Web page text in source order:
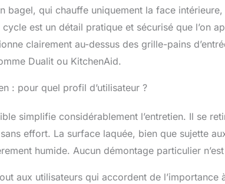
bagel, qui chauffe uniquement la face intérieure,
est un détail pratique et sécurisé que l’on
clairement au-dessus des grille-pains
Dualit ou KitchenAid.
: pour quel profil d’utilisateur ?
simplifie considérablement l’entretien. Il se
effort. La surface laquée, bien que sujette
humide. Aucun démontage particulier
aux utilisateurs qui accordent de l’importance